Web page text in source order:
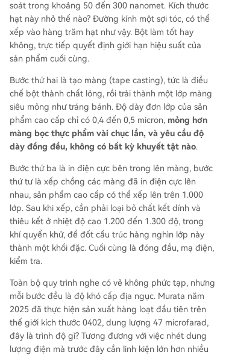
soát trong khoảng 50 đến 300 nanomet. Kích thước
hạt này nhỏ thế nào? Đường kính một sợi tóc, có thể
xếp vào hàng trăm hạt như vậy. Bột làm tốt hay
không, trực tiếp quyết định giới hạn hiệu suất của
sản phẩm cuối cùng.
Bước thứ hai là tạo màng (tape casting), tức là điều
chế bột thành chất lỏng, rồi trải thành một lớp màng
siêu mỏng như tráng bánh. Độ dày đơn lớp của sản
phẩm cao cấp chỉ có 0,4 đến 0,5 micron, mỏng hơn
màng bọc thực phẩm vài chục lần, và yêu cầu độ
dày đồng đều, không có bất kỳ khuyết tật nào.
Bước thứ ba là in điện cực bên trong lên màng, bước
thứ tư là xếp chồng các màng đã in điện cực lên
nhau, sản phẩm cao cấp có thể xếp lên trên 1.000
lớp. Sau khi xếp, cần phải loại bỏ chất kết dính và
thiêu kết ở nhiệt độ cao 1.200 đến 1.300 độ, trong
khí quyển khử, để đốt cấu trúc hàng nghìn lớp này
thành một khối đặc. Cuối cùng là đóng đầu, mạ điện,
kiểm tra.
Toàn bộ quy trình nghe có vẻ không phức tạp, nhưng
mỗi bước đều là độ khó cấp địa ngục. Murata năm
2025 đã thực hiện sản xuất hàng loạt đầu tiên trên
thế giới kích thước 0402, dung lượng 47 microfarad,
đây là trình độ gì? Tương đương với việc nhét dung
lượng điện mà trước đây cần linh kiện lớn hơn nhiều